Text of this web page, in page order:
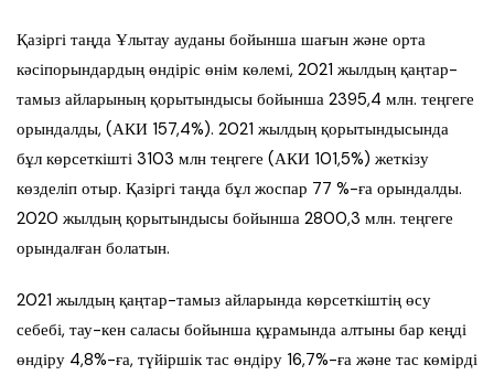
Қазіргі таңда Ұлытау ауданы бойынша шағын және орта
кәсіпорындардың өндіріс өнім көлемі, 2021 жылдың қаңтар-
тамыз айларының қорытындысы бойынша 2395,4 млн. теңгеге
орындалды, (АКИ 157,4%). 2021 жылдың қорытындысында
бұл көрсеткішті 3103 млн теңгеге (АКИ 101,5%) жеткізу
көзделіп отыр. Қазіргі таңда бұл жоспар 77 %-ға орындалды.
2020 жылдың қорытындысы бойынша 2800,3 млн. теңгеге
орындалған болатын.
2021 жылдың қаңтар-тамыз айларында көрсеткіштің өсу
себебі, тау-кен саласы бойынша құрамында алтыны бар кеңді
өндіру 4,8%-ға, түйіршік тас өндіру 16,7%-ға және тас көмірді